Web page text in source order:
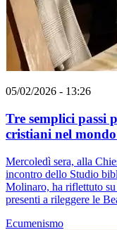
05/02/2026 - 13:26
Tre semplici passi
cristiani nel
Mercoledì sera, alla
incontro dello Studio
Molinaro, ha riflettuto
presenti a rileggere le
Ecumenismo